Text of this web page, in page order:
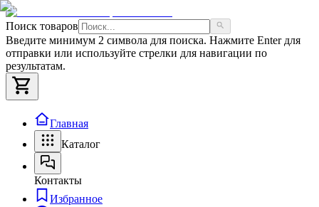
Поиск товаров
Введите минимум 2 символа для поиска. Нажмите Enter для
отправки или используйте стрелки для навигации по
результатам.
Главная
Каталог
Контакты
Избранное